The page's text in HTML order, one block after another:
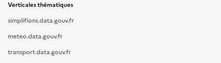
Verticales thématiques
simplifions.data.gouv.fr
meteo.data.gouv.fr
transport.data.gouv.fr